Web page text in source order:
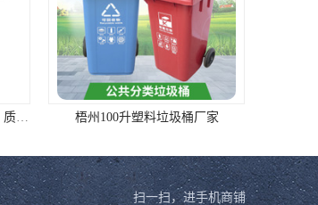
昌江黎族自治县660升塑料垃圾桶
扫一扫，进手机商铺